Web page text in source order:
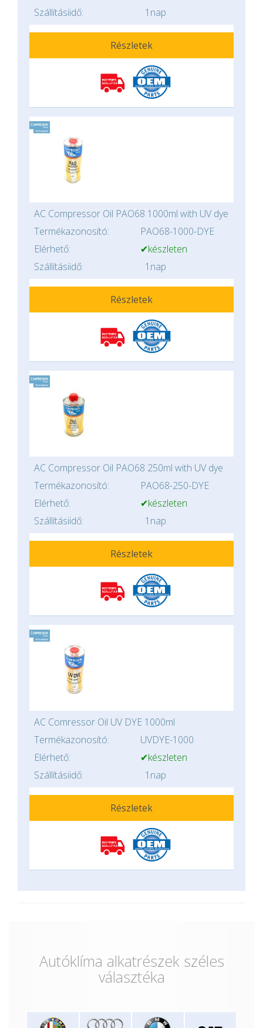
Szállításiidő:
1nap
Részletek
AC Compressor Oil PAO68 1000ml with UV dye
Termékazonosító:
PAO68-1000-DYE
Elérhető:
✔készleten
Szállításiidő:
1nap
Részletek
AC Compressor Oil PAO68 250ml with UV dye
Termékazonosító:
PAO68-250-DYE
Elérhető:
✔készleten
Szállításiidő:
1nap
Részletek
AC Comressor Oil UV DYE 1000ml
Termékazonosító:
UVDYE-1000
Elérhető:
✔készleten
Szállításiidő:
1nap
Részletek
Autóklíma alkatrészek széles
választéka